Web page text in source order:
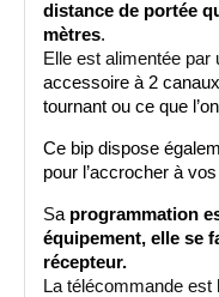
distance de portée
mètres.
Elle est alimentée par
accessoire à 2
tournant ou ce que
Ce bip dispose
pour l’accrocher à
Sa programmation
équipement, elle se
récepteur.
La télécommande